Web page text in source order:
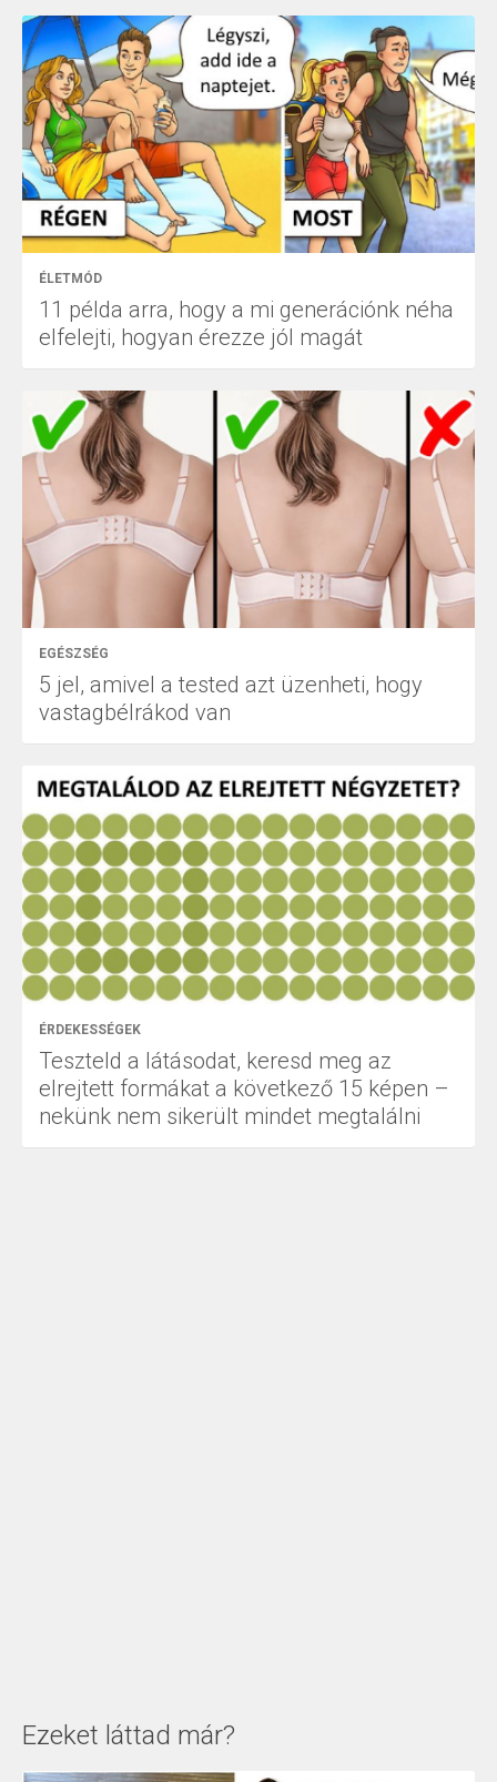
ÉLETMÓD
11 példa arra, hogy a mi generációnk néha
elfelejti, hogyan érezze jól magát
EGÉSZSÉG
5 jel, amivel a tested azt üzenheti, hogy
vastagbélrákod van
ÉRDEKESSÉGEK
Teszteld a látásodat, keresd meg az
elrejtett formákat a következő 15 képen –
nekünk nem sikerült mindet megtalálni
Ezeket láttad már?